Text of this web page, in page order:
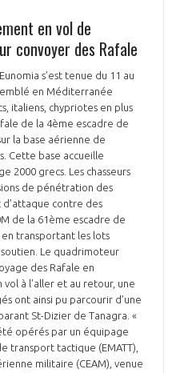
en vol de
convoyer des Rafale
s’est tenue du 11 au
en Méditerranée
italiens, chypriotes en plus
de la 4ème escadre de
la base aérienne de
Cette base accueille
2000 grecs. Les chasseurs
de pénétration des
contre des
de la 61ème escadre de
transportant les lots
Le quadrimoteur
des Rafale en
à l’aller et au retour, une
ont ainsi pu parcourir d’une
St-Dizier de Tanagra. «
opérés par un équipage
transport tactique (EMATT),
militaire (CEAM), venue